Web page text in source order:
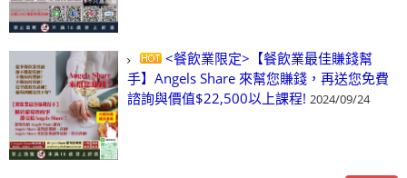
<餐飲業限定>【餐飲業最佳賺錢幫
手】Angels Share 來幫您賺錢，再送您免費
諮詢與價值$22,500以上課程! 2024/09/24